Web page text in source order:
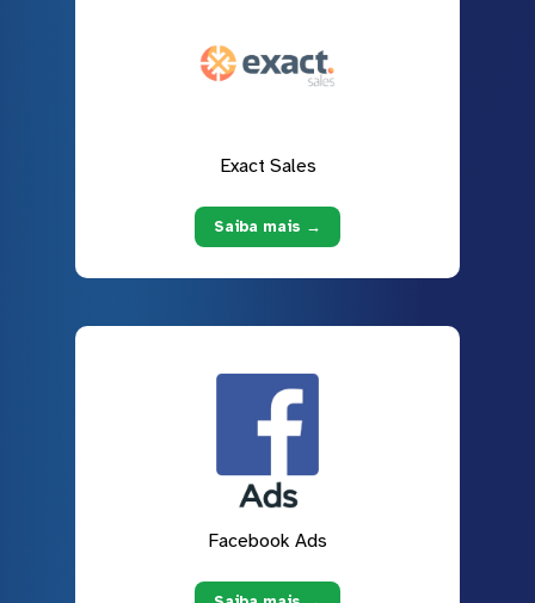
Exact Sales
Saiba mais →
Facebook Ads